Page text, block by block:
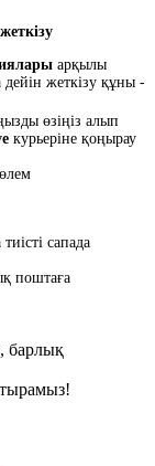
арқылы
жеткізу құны -
өзіңіз алып
курьеріне қоңырау
сапада
поштаға
барлық